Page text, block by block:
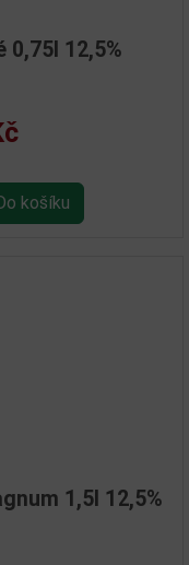
0,75l 12,5%
1,5l 12,5%